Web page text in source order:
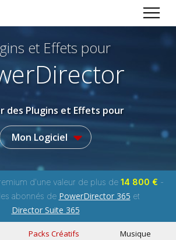
et Effets pour
des Plugins et Effets pour
Mon Logiciel
d'une valeur de plus de 14 800 € -
abonnés de PowerDirector 365 et
Director Suite 365
Packs Créatifs Musique